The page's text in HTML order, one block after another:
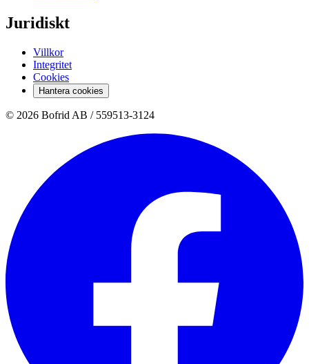
Juridiskt
Villkor
Integritet
Cookies
Hantera cookies
© 2026 Bofrid AB / 559513-3124